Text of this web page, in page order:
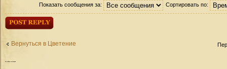
Показать сообщения за: Сортировать по:
Ответить
Вернуться в Цветение
Кто сейчас на форуме